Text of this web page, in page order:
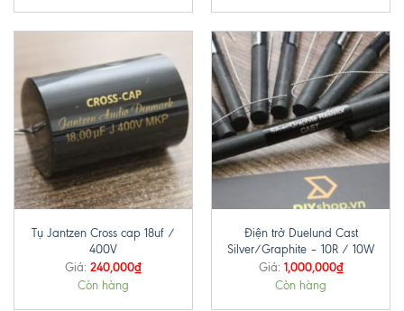
Tụ Jantzen Cross cap 18uf /
400V
Giá: 240,000₫
Còn hàng
Điện trở Duelund Cast
Silver/Graphite – 10R / 10W
Giá: 1,000,000₫
Còn hàng